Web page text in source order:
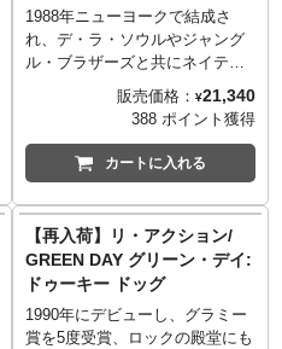
ックカードに落とし込みまし
た。愛用していたと言われるモ
デルのサンプラー、ネックレス
1988年ニューヨークで結成さ
れ、デ・ラ・ソウルやジャング
ル・ブラザーズと共にネイティ
ブ・タンを結成し、今までとは
違うHIPHOPのスタイルとな
る"ニュースクール"の幕開けと
なった90年代に必要不可欠な伝
説的グループの一つ「ア・トラ
が、まさかの立体化！HIP HOP
シーンで最も影響力のある専門
誌「The Source」で満点の評価
を獲得したファーストアルバム
「People's Instinctive Travels
and the Paths of Rhythm」にイ
販売価格： ¥21,340
388 ポイント獲得
カートに入れる
【再入荷】リ・アクション/
GREEN DAY グリーン・デイ:
ドゥーキー ドッグ
1990年にデビューし、グラミー
賞を5度受賞、ロックの殿堂にも